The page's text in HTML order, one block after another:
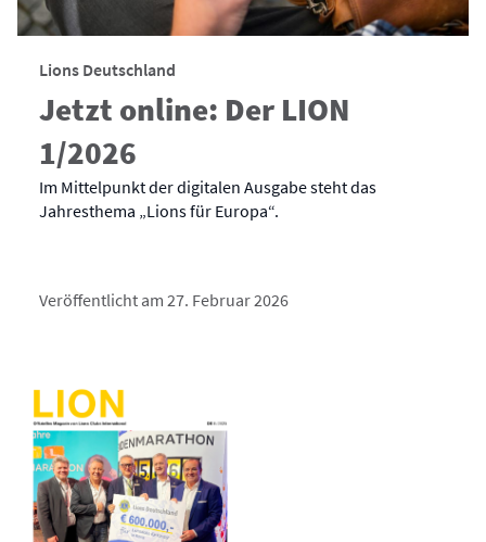
Lions Deutschland
Jetzt online: Der LION
1/2026
Im Mittelpunkt der digitalen Ausgabe steht das
Jahresthema „Lions für Europa“.
Veröffentlicht am 27. Februar 2026